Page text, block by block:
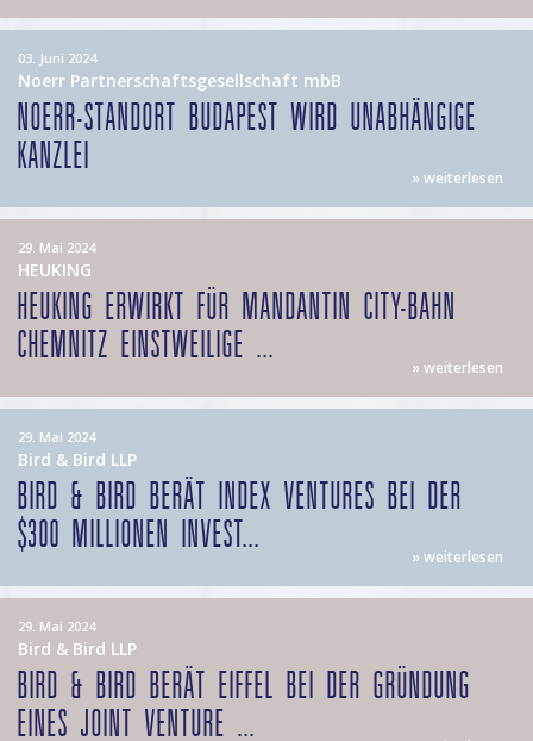
03. Juni 2024
Noerr Partnerschaftsgesellschaft mbB
NOERR-STANDORT BUDAPEST WIRD UNABHÄNGIGE
KANZLEI
» weiterlesen
29. Mai 2024
HEUKING
HEUKING ERWIRKT FÜR MANDANTIN CITY-BAHN
CHEMNITZ EINSTWEILIGE ...
» weiterlesen
29. Mai 2024
Bird & Bird LLP
BIRD & BIRD BERÄT INDEX VENTURES BEI DER
$300 MILLIONEN INVEST...
» weiterlesen
29. Mai 2024
Bird & Bird LLP
BIRD & BIRD BERÄT EIFFEL BEI DER GRÜNDUNG
EINES JOINT VENTURE ...